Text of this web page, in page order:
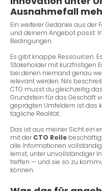
Ausnahmefall
Ein weiterer Gedanke aus der
und deinem Angebot passt:
Bedingungen.
Es gibt knappe Ressourcen.
Stakeholder mit kurzfristigen
bei denen niemand genau
relevant werden. Nils
CTO musst du gleichzeitig
Grundstein für das Geschäft
geprägten Umfeldern ist das
tägliche Realität.
Das ist aus meiner Sicht ein
mit derCTO Rolle
alle Informationen vollständig
lernst, unter unvollständiger
treffen — und sie so zu
können.